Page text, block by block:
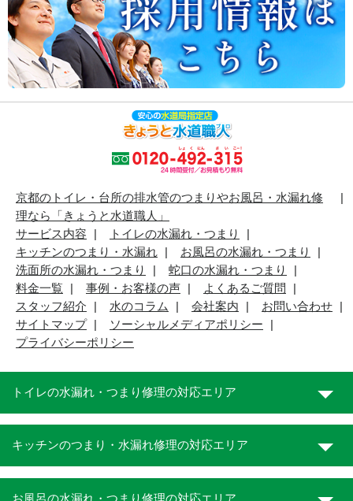
京都のトイレ・台所の排水管のつまりやお風呂・水漏れ修
理なら「きょうと水道職人」
サービス内容
トイレの水漏れ・つまり
キッチンのつまり・水漏れ
お風呂の水漏れ・つまり
洗面所の水漏れ・つまり
蛇口の水漏れ・つまり
料金一覧
事例・お客様の声
よくあるご質問
スタッフ紹介
水のコラム 会社案内
お問い合わせ
サイトマップ
ソーシャルメディアポリシー
プライバシーポリシー
トイレの水漏れ・つまり修理の対応エリア
キッチンのつまり・水漏れ修理の対応エリア